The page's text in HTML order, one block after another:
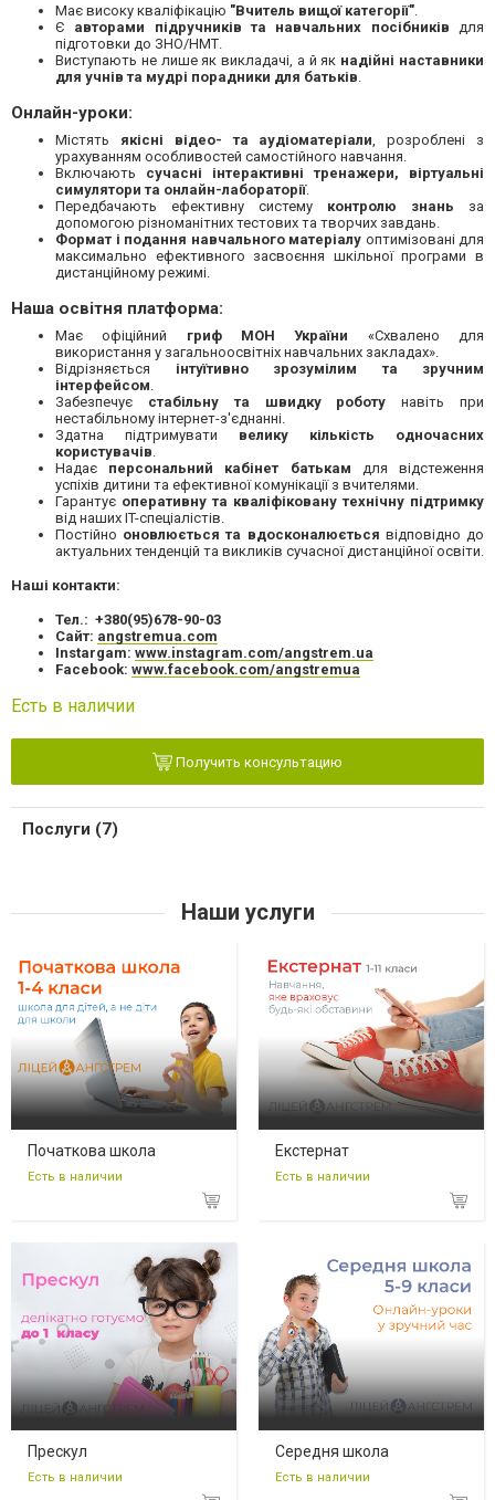
Має високу кваліфікацію "Вчитель вищої категорії"
Є авторами підручників та навчальних посібників для
підготовки до ЗНО/НМТ.
Виступають не лише як викладачі, а й як надійні наставники
для учнів та мудрі порадники для батьків
Онлайн-уроки:
Містять якісні відео- та аудіоматеріали , розроблені з
урахуванням особливостей самостійного навчання.
Включають сучасні інтерактивні тренажери, віртуальні
симулятори та онлайн-лабораторії.
Передбачають ефективну систему контролю знань за
допомогою різноманітних тестових та творчих завдань.
Формат і подання навчального матеріалу оптимізовані для
максимально ефективного засвоєння шкільної програми в
дистанційному режимі.
Наша освітня платформа:
Має офіційний гриф МОН України «Схвалено для
використання у загальноосвітніх навчальних закладах».
Відрізняється інтуїтивно зрозумілим та зручним
інтерфейсом
Забезпечує стабільну та швидку роботу навіть при
нестабільному інтернет-з'єднанні.
Здатна підтримувати велику кількість одночасних
користувачів
Надає персональний кабінет батькам для відстеження
успіхів дитини та ефективної комунікації з вчителями.
Гарантує оперативну та кваліфіковану технічну підтримку
від наших IT-спеціалістів.
Постійно оновлюється та вдосконалюється відповідно до
актуальних тенденцій та викликів сучасної дистанційної освіти.
Наші контакти:
Тел.: +380(95)678-90-03
Сайт: angstremua.com
Instargam: www.instagram.com/angstrem.ua
Facebook: www.facebook.com/angstremua
Есть в наличии
Получить консультацию
Послуги (7)
Наши услуги
Початкова школа
Есть в наличии
Екстернат
Есть в наличии
Прескул
Есть в наличии
Середня школа
Есть в наличии